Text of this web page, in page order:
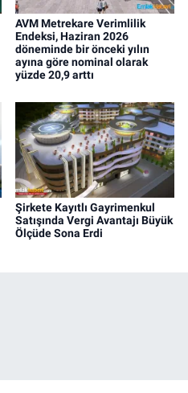
AVM Metrekare Verimlilik
Endeksi, Haziran 2026
döneminde bir önceki yılın
ayına göre nominal olarak
yüzde 20,9 arttı
Şirkete Kayıtlı Gayrimenkul
Satışında Vergi Avantajı Büyük
Ölçüde Sona Erdi